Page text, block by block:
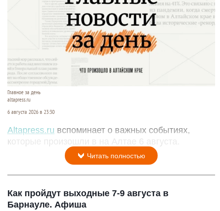
Главное за день
altapress.ru
6 августа 2026 в 23:30
Altapress.ru вспоминает о важных событиях,
которые произошли в на Алтае 6 августа.
Читать полностью
Как пройдут выходные 7-9 августа в
Барнауле. Афиша